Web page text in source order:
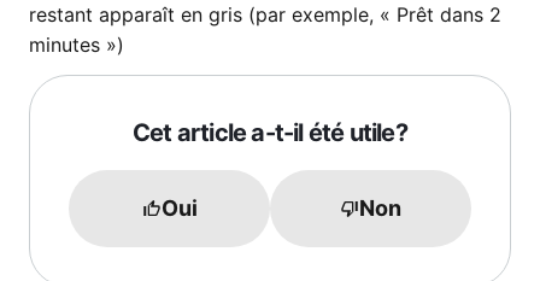
restant apparaît en gris (par exemple, « Prêt dans 2
minutes »)
Cet article a-t-il été utile?
Oui Non